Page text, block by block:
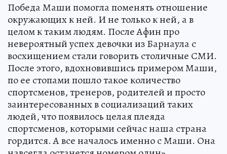
Победа Маши помогла поменять отношение
окружающих к ней. И не только к ней, а в
целом к таким людям. После Афин про
невероятный успех девочки из Барнаула с
восхищением стали говорить столичные СМИ.
После этого, вдохновившись примером Маши,
по ее стопами пошло такое количество
спортсменов, тренеров, родителей и просто
заинтересованных в социализаций таких
людей, что появилось целая плеяда
спортсменов, которыми сейчас наша страна
гордится. А все началось именно с Маши. Она